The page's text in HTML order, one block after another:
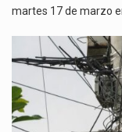
martes 17 de marzo